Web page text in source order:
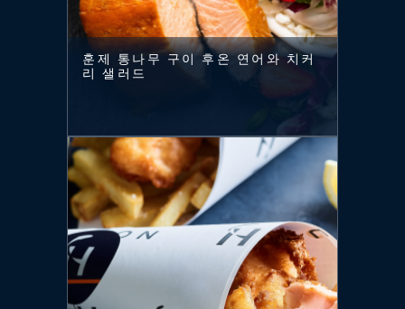
훈제 통나무 구이 후온 연어와 치커
리 샐러드